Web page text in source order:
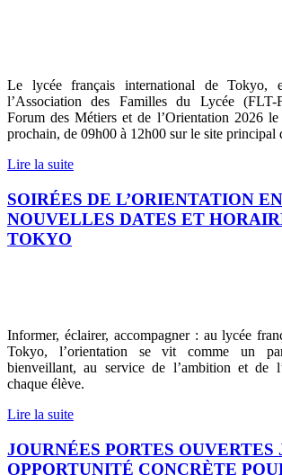
Le lycée français international de Tokyo,
l’Association des Familles du Lycée (FLT-
Forum des Métiers et de l’Orientation 2026
prochain, de 09h00 à 12h00 sur le site principal
Lire la suite
SOIRÉES DE L’ORIENTATION
NOUVELLES DATES ET
TOKYO
Informer, éclairer, accompagner : au lycée
Tokyo, l’orientation se vit comme un
bienveillant, au service de l’ambition et de
chaque élève.
Lire la suite
JOURNÉES PORTES
OPPORTUNITÉ CONCRÈTE